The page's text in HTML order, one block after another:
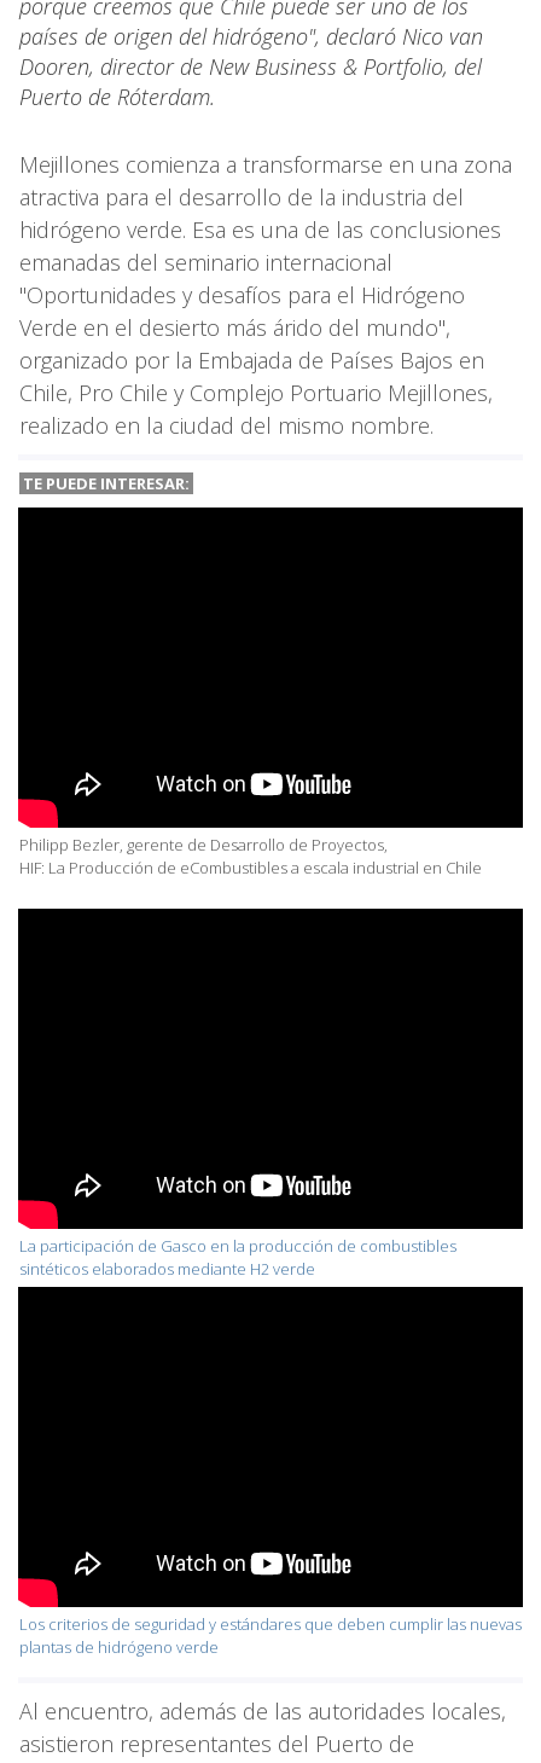
países de origen del hidrógeno", declaró Nico van
Dooren, director de New Business & Portfolio, del
Puerto de Róterdam.
Mejillones comienza a transformarse en una zona
atractiva para el desarrollo de la industria del
hidrógeno verde. Esa es una de las conclusiones
emanadas del seminario internacional
"Oportunidades y desafíos para el Hidrógeno
Verde en el desierto más árido del mundo",
organizado por la Embajada de Países Bajos en
Chile, Pro Chile y Complejo Portuario Mejillones,
realizado en la ciudad del mismo nombre.
TE PUEDE INTERESAR:
Philipp Bezler, gerente de Desarrollo de Proyectos,
HIF: La Producción de eCombustibles a escala industrial en Chile
La participación de Gasco en la producción de combustibles
sintéticos elaborados mediante H2 verde
Los criterios de seguridad y estándares que deben cumplir las nuevas
plantas de hidrógeno verde
Al encuentro, además de las autoridades locales,
asistieron representantes del Puerto de